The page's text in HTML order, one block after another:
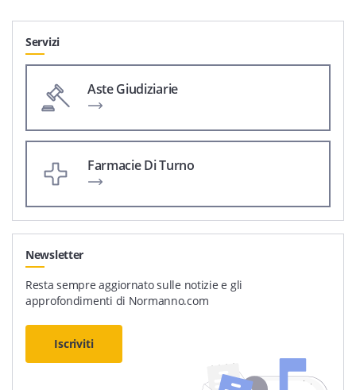
Servizi
Aste Giudiziarie
Farmacie Di Turno
Newsletter
Resta sempre aggiornato sulle notizie e gli
approfondimenti di Normanno.com
Iscriviti